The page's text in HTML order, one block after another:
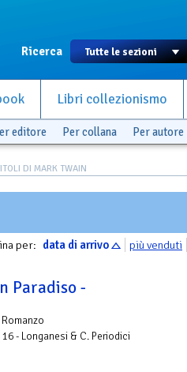
Ricerca
Libri collezionismo
editore Per collana Per autore
DI MARK TWAIN
per: data di arrivo più venduti
Paradiso -
| Romanzo
16 - Longanesi & C. Periodici